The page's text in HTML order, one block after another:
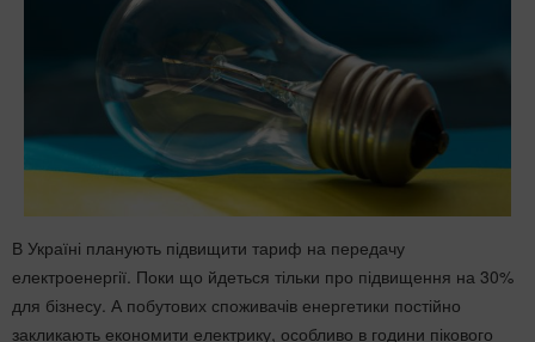
В Україні планують підвищити тариф на передачу
електроенергії. Поки що йдеться тільки про підвищення на 30%
для бізнесу. А побутових споживачів енергетики постійно
закликають економити електрику, особливо в години пікового